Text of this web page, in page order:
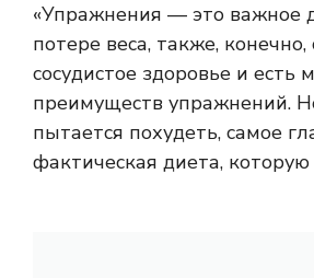
«Упражнения — это важное
потере веса, также, конечно,
сосудистое здоровье и есть
преимуществ упражнений.
пытается похудеть, самое
фактическая диета, которую